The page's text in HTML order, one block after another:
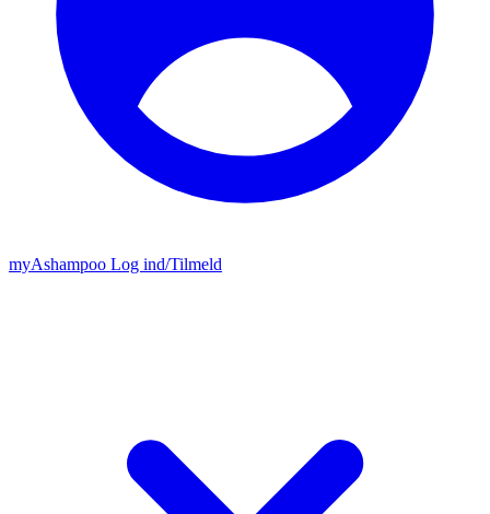
myAshampoo Log ind/Tilmeld